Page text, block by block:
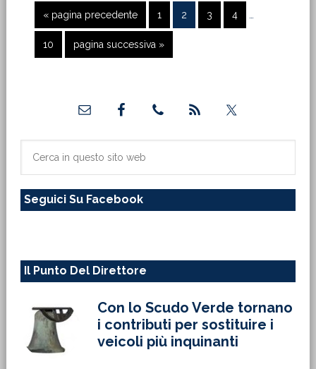
« Vai
alla
pagina precedente Pagina
1 Pagina
2 Pagina
3 Pagina
4
Pagina
10
Vai
alla
pagina successiva »
primaria
sito
Seguici Su Facebook
Il Punto Del Direttore
Con lo Scudo Verde tornano
i contributi per sostituire i
veicoli più inquinanti